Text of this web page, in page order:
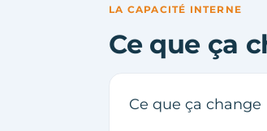
LA CAPACITÉ INTERNE
Ce que ça
Ce que ça change